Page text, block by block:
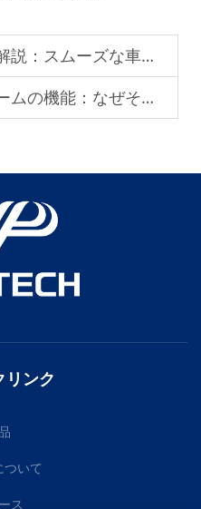
な車輪回転のための主要部品
車のサスペンションにとって重要なのか
リンク
ついて
ス